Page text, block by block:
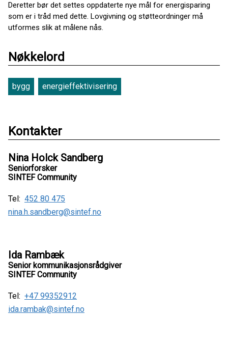
Deretter bør det settes oppdaterte nye mål for energisparing
som er i tråd med dette. Lovgivning og støtteordninger må
utformes slik at målene nås.
Nøkkelord
bygg energieffektivisering
Kontakter
Nina Holck Sandberg
Seniorforsker
SINTEF Community
Tel: 452 80 475
nina.h.sandberg@sintef.no
Ida Rambæk
Senior kommunikasjonsrådgiver
SINTEF Community
Tel: +47 99352912
ida.rambak@sintef.no